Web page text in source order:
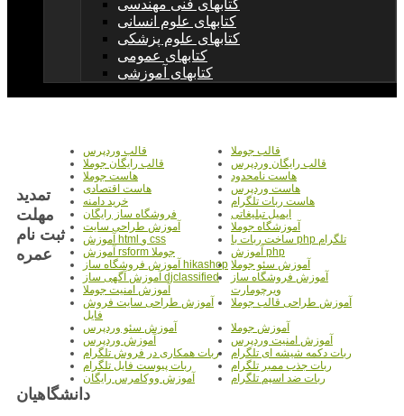
کتابهای فنی مهندسی
کتابهای علوم انسانی
کتابهای علوم پزشکی
کتابهای عمومی
کتابهای آموزشی
قالب جوملا
قالب وردپرس
قالب رایگان وردپرس
قالب رایگان جوملا
هاست نامحدود
هاست جوملا
هاست وردپرس
هاست اقتصادی
هاست ربات تلگرام
خرید دامنه
ایمیل تبلیغاتی
فروشگاه ساز رایگان
آموزشگاه جوملا
آموزش طراحی سایت
ساخت ربات با php تلگرام
آموزش html و css
آموزش php
آموزش rsform جوملا
آموزش سئو جوملا آموزش فروشگاه ساز hikashop
آموزش فروشگاه ساز
ویرچومارت
آموزش آگهی ساز djclassified
آموزش امنیت جوملا
آموزش طراحی قالب جوملا
آموزش طراحی سایت فروش
فایل
آموزش جوملا
آموزش سئو وردپرس
آموزش امنیت وردپرس
آموزش وردپرس
ربات دکمه شیشه ای تلگرام
ربات همکاری در فروش تلگرام
ربات جذب ممبر تلگرام
ربات پیوست فایل تلگرام
ربات ضد اسپم تلگرام
آموزش ووکامرس رایگان
تمديد
مهلت
ثبت نام
عمره
دانشگاهيان